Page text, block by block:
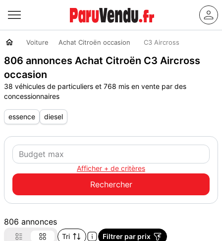
Voiture Achat Citroën occasion C3 Aircross
806 annonces Achat Citroën C3 Aircross
occasion
38 véhicules de particuliers et 768 mis en vente par des
concessionnaires
essence diesel
Afficher + de critères
806 annonces
Tri Filtrer par prix